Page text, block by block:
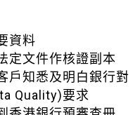
資料
定文件作核證副本
戶知悉及明白銀行對
Quality)要求